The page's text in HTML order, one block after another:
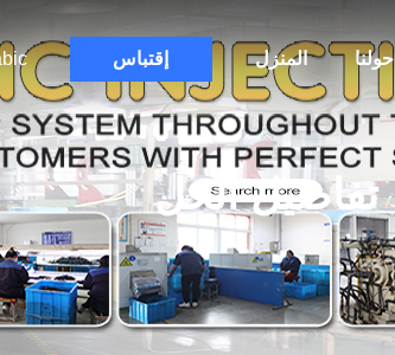
المنزل حولنا إقتباس
تفاصيل الحل